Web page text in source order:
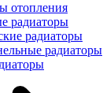
отопления
радиаторы
радиаторы
радиаторы